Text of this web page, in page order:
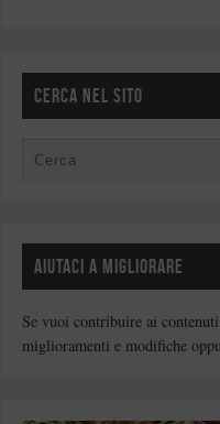
CERCA NEL SITO
AIUTACI A MIGLIORARE
Se vuoi contribuire ai
miglioramenti e modifiche